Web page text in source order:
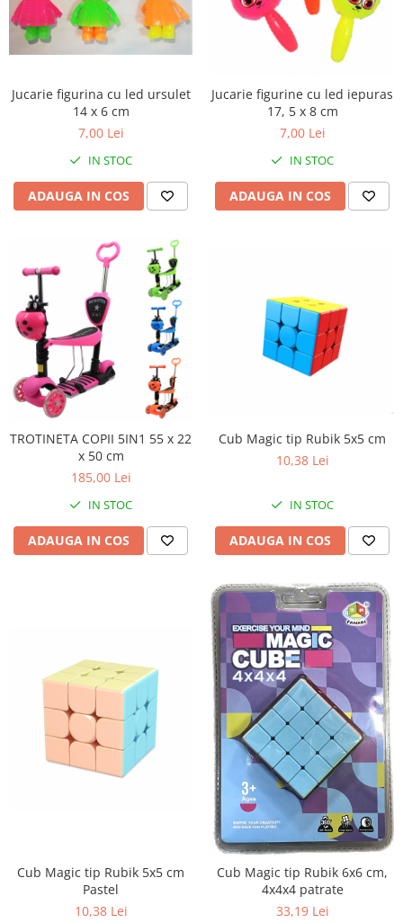
Jucarie figurina cu led ursulet
14 x 6 cm
7,00 Lei
IN STOC
ADAUGA IN COS
Jucarie figurine cu led iepuras
17, 5 x 8 cm
7,00 Lei
IN STOC
ADAUGA IN COS
TROTINETA COPII 5IN1 55 x 22
x 50 cm
185,00 Lei
IN STOC
ADAUGA IN COS
Cub Magic tip Rubik 5x5 cm
10,38 Lei
IN STOC
ADAUGA IN COS
Cub Magic tip Rubik 5x5 cm
Pastel
10,38 Lei
Cub Magic tip Rubik 6x6 cm,
4x4x4 patrate
33,19 Lei